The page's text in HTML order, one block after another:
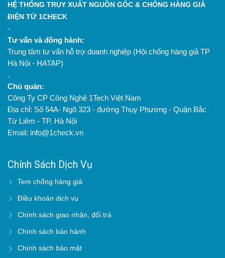
HỆ THỐNG TRUY XUẤT NGUỒN GỐC & CHỐNG HÀNG GIẢ
ĐIỆN TỬ 1CHECK
-
Tư vấn và đồng hành:
Trung tâm tư vấn hỗ trợ doanh nghiệp (Hội chống hàng giả TP
Hà Nội - HATAP)
.
Chủ quản:
Công Ty CP Công Nghệ 1Tech Việt Nam
Địa chỉ: Số 54A- Ngõ 323 - đường Thụy Phương - Quận Bắc
Từ Liêm - TP. Hà Nội
Email: info@1check.vn
Chính Sách Dịch Vụ
Tem chống hàng giả
Điều khoản dịch vụ
Chính sách giao nhận, đổi trả
Chính sách bảo hành
Chính sách bảo mật